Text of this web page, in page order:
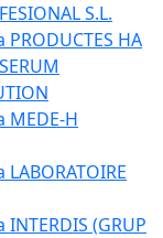
S.L.
HA
MEDE-H
(GRUP